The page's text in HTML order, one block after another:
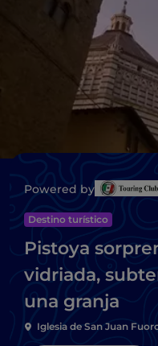
Powered by
Destino turístico
Pistoya
vidriada,
una granja
Iglesia de San Juan